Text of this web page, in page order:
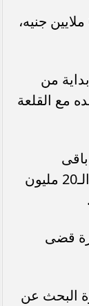
وتسببت المستحقات المتأخرة لباهر المحمدى قائد النادى الاسماعيلى، والمقدرة بـ 6 ملايين جنيه،
من
عقده مع القلعة
عن باقى
مستحقاته البالغة 6 ملايين جنيه، قبل أن يتراجع مسئولو الإسماعيلى ويطلبون تسديد الـ20 مليون
وخلال تلك الفترة قضى
البحث عن